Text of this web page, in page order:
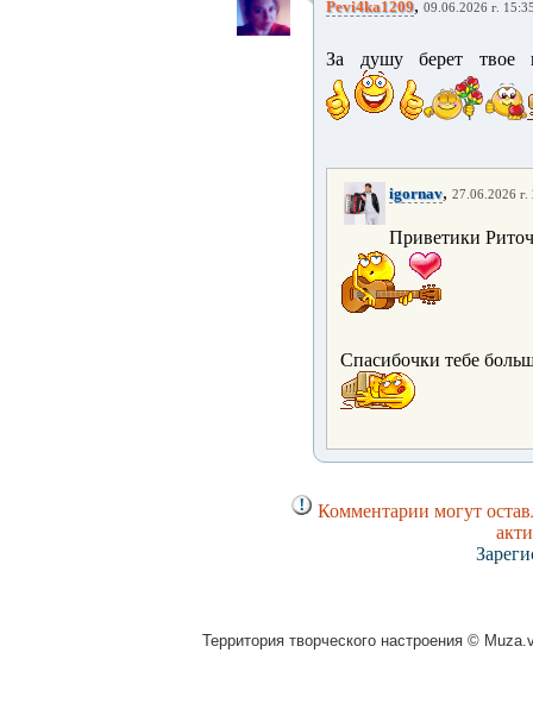
Pevi4ka1209, 09.06.2026 г.
За душу берет твое
igornav, 27.06.2026 г.
Приветики
Спасибочки тебе
Комментарии могут
Территория творческого настроения ©